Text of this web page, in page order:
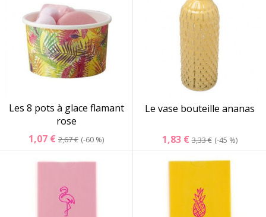
Les 8 pots à glace flamant
rose
1,07 € 2,67 € -60 %
Le vase bouteille ananas
1,83 €3,33 € -45 %